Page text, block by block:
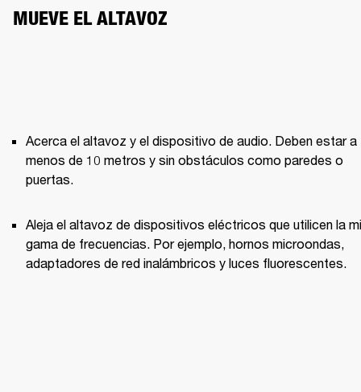
MUEVE EL ALTAVOZ
Acerca el altavoz y el dispositivo de audio. Deben estar a
menos de 10 metros y sin obstáculos como paredes o
puertas.
Aleja el altavoz de dispositivos eléctricos que utilicen la
gama de frecuencias. Por ejemplo, hornos microondas,
adaptadores de red inalámbricos y luces fluorescentes.